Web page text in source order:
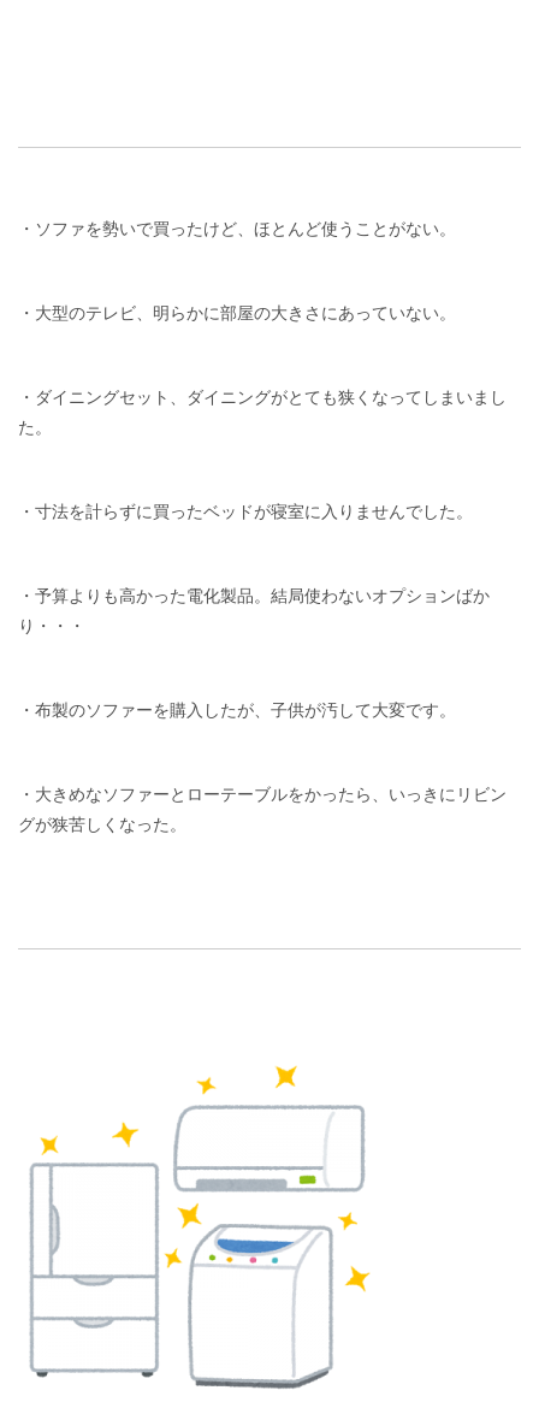
・ソファを勢いで買ったけど、ほとんど使うことがない。
・大型のテレビ、明らかに部屋の大きさにあっていない。
・ダイニングセット、ダイニングがとても狭くなってしまいまし
た。
・寸法を計らずに買ったベッドが寝室に入りませんでした。
・予算よりも高かった電化製品。結局使わないオプションばか
り・・・
・布製のソファーを購入したが、子供が汚して大変です。
・大きめなソファーとローテーブルをかったら、いっきにリビン
グが狭苦しくなった。